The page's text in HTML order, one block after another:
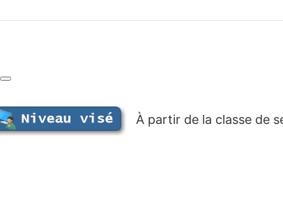
À partir de la classe de